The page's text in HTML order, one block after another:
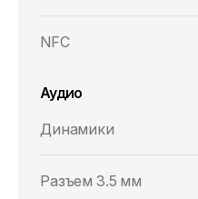
NFC
Аудио
Динамики
Разъем 3.5 мм